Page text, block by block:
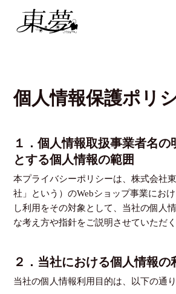
個人情報保護ポリ
１．個人情報取扱事業者名の
とする個人情報の範囲
本プライバシーポリシーは、株式会社
社」という）のWebショップ事業にお
し利用をその対象として、当社の個人
な考え方や指針をご説明させていただく
２．当社における個人情報の
当社の個人情報利用目的は、以下の通り